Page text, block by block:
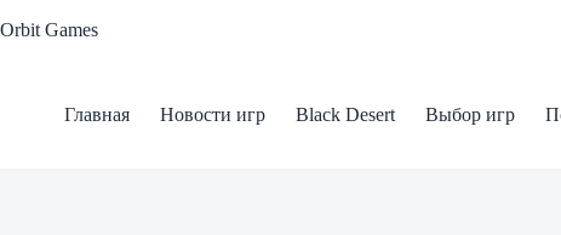
to
Orbit Games
Главная Новости игр Black Desert Выбор игр